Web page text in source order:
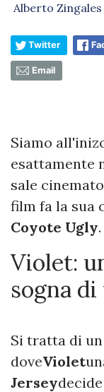
Alberto Zingales
Twitter
Email
Siamo
esattamente
sale
film fa la sua
Coyote Ugly.
Violet:
sogna
Si tratta di
doveViolet
Jersey